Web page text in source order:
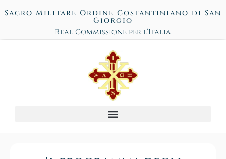
Sacro Militare Ordine Costantiniano di San
Giorgio
Real Commissione per l’Italia